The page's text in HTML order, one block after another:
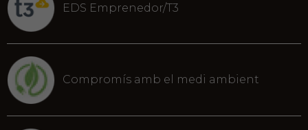
EDS Emprenedor/T3
Compromís amb el medi ambient